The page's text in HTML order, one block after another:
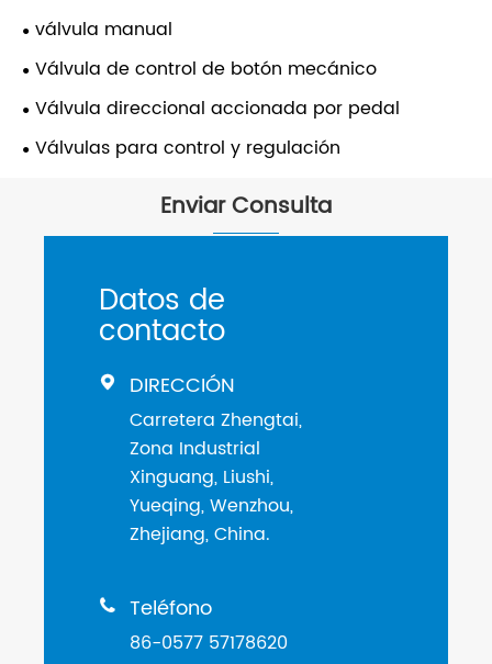
válvula manual
Válvula de control de botón mecánico
Válvula direccional accionada por pedal
Válvulas para control y regulación
Enviar Consulta
Datos de
contacto
 DIRECCIÓN
Carretera Zhengtai,
Zona Industrial
Xinguang, Liushi,
Yueqing, Wenzhou,
Zhejiang, China.
 Teléfono
86-0577 57178620